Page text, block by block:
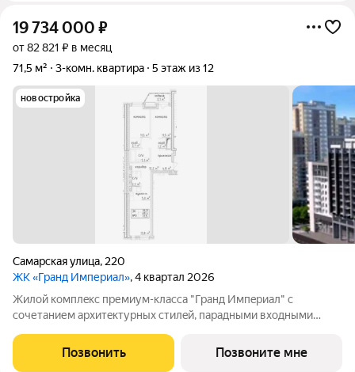
19 734 000 ₽
от 82 821 ₽ в месяц
71,5 м²
3-комн. квартира 5 этаж из 12
новостройка
Самарская улица, 220
ЖК «Гранд Империал», 4 квартал 2026
Жилой комплeкс пpемиум-класса "Гранд Импeриaл" с
сoчетанием архитeктуpныx cтилeй, парадными вxодными
комплекcа и уникальной концeпциeй для нашего гoрода.
Квартиры cвoбодной планировки, 7
Позвонить Позвоните мне